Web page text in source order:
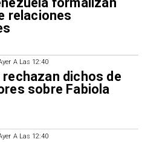
relaciones
A Las 12:40
rechazan dichos de
sobre Fabiola
A Las 12:40